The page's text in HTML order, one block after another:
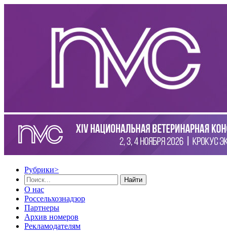
Рубрики>
Найти
О нас
Россельхознадзор
Партнеры
Архив номеров
Рекламодателям